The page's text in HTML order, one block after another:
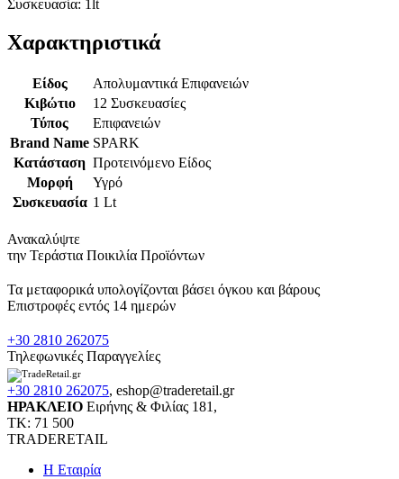
Συσκευασία: 1lt
Χαρακτηριστικά
Είδος
Απολυμαντικά Επιφανειών
Κιβώτιο
12 Συσκευασίες
Τύπος
Επιφανειών
Brand Name SPARK
Κατάσταση Προτεινόμενο Είδος
Μορφή
Υγρό
Συσκευασία 1 Lt
Ανακαλύψτε
την Τεράστια Ποικιλία Προϊόντων
Τα μεταφορικά υπολογίζονται βάσει όγκου και βάρους
Επιστροφές εντός 14 ημερών
+30 2810 262075
Τηλεφωνικές Παραγγελίες
+30 2810 262075, eshop@traderetail.gr
ΗΡΑΚΛΕΙΟ Ειρήνης & Φιλίας 181,
ΤΚ: 71 500
TRADERETAIL
H Εταιρία